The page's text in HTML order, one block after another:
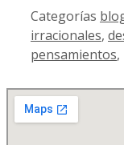
Categorías
irracionales,
pensamientos,